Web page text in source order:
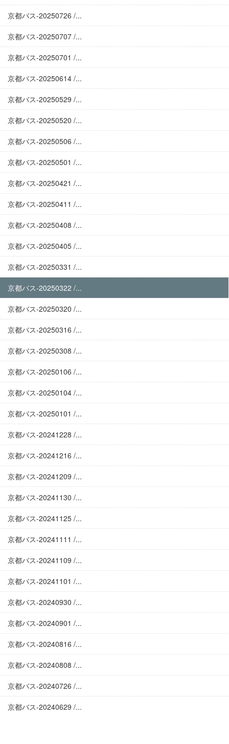
京都バス-20250726 /...
京都バス-20250707 /...
京都バス-20250701 /...
京都バス-20250614 /...
京都バス-20250529 /...
京都バス-20250520 /...
京都バス-20250506 /...
京都バス-20250501 /...
京都バス-20250421 /...
京都バス-20250411 /...
京都バス-20250408 /...
京都バス-20250405 /...
京都バス-20250331 /...
京都バス-20250322 /...
京都バス-20250320 /...
京都バス-20250316 /...
京都バス-20250308 /...
京都バス-20250106 /...
京都バス-20250104 /...
京都バス-20250101 /...
京都バス-20241228 /...
京都バス-20241216 /...
京都バス-20241209 /...
京都バス-20241130 /...
京都バス-20241125 /...
京都バス-20241111 /...
京都バス-20241109 /...
京都バス-20241101 /...
京都バス-20240930 /...
京都バス-20240901 /...
京都バス-20240816 /...
京都バス-20240808 /...
京都バス-20240726 /...
京都バス-20240629 /...